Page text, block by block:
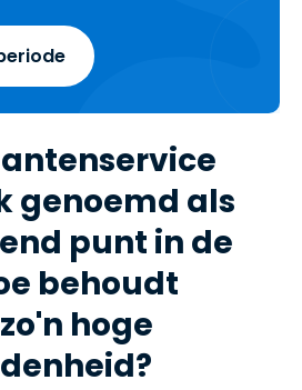
genoemd als
punt in de
behoudt
hoge